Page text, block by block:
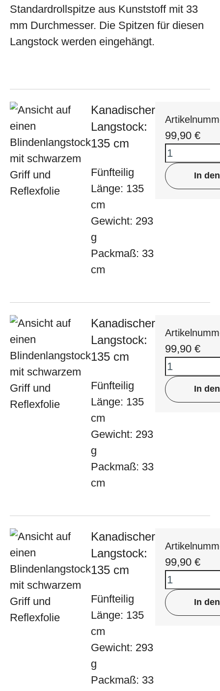
Standardrollspitze aus Kunststoff mit 33
mm Durchmesser. Die Spitzen für diesen
Langstock werden eingehängt.
Kanadischer
Langstock:
135 cm
Fünfteilig
Länge: 135
cm
Gewicht: 293
g
Packmaß: 33
cm
99,90 €
In
Kanadischer
Langstock:
135 cm
Fünfteilig
Länge: 135
cm
Gewicht: 293
g
Packmaß: 33
cm
99,90 €
In
Kanadischer
Langstock:
135 cm
Fünfteilig
Länge: 135
cm
Gewicht: 293
g
Packmaß: 33
99,90 €
In